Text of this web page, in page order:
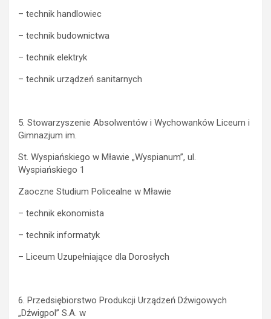
– technik handlowiec
– technik budownictwa
– technik elektryk
– technik urządzeń sanitarnych
5. Stowarzyszenie Absolwentów i Wychowanków Liceum i
Gimnazjum im.
St. Wyspiańskiego w Mławie „Wyspianum”, ul.
Wyspiańskiego 1
Zaoczne Studium Policealne w Mławie
– technik ekonomista
– technik informatyk
– Liceum Uzupełniające dla Dorosłych
6. Przedsiębiorstwo Produkcji Urządzeń Dźwigowych
„Dźwigpol” S.A. w